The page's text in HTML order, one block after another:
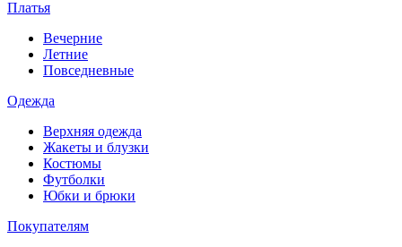
Платья
Вечерние
Летние
Повседневные
Одежда
Верхняя одежда
Жакеты и блузки
Костюмы
Футболки
Юбки и брюки
Покупателям